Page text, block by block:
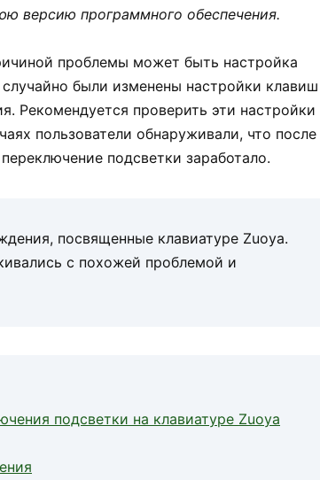
версию программного обеспечения.
проблемы может быть настройка
были изменены настройки клавиш
Рекомендуется проверить эти настройки
пользователи обнаруживали, что после
подсветки заработало.
посвященные клавиатуре Zuoya.
с похожей проблемой и
подсветки на клавиатуре Zuoya